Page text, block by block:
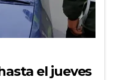
el jueves